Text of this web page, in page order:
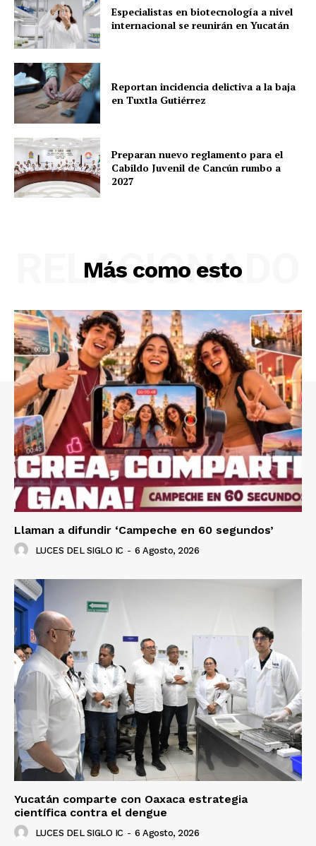
Especialistas en biotecnología a nivel
internacional se reunirán en Yucatán
Reportan incidencia delictiva a la baja
en Tuxtla Gutiérrez
Preparan nuevo reglamento para el
Cabildo Juvenil de Cancún rumbo a
2027
Más como esto
RELACIONADO
Llaman a difundir ‘Campeche en 60 segundos’
LUCES DEL SIGLO IC - 6 Agosto, 2026
Yucatán comparte con Oaxaca estrategia
científica contra el dengue
LUCES DEL SIGLO IC - 6 Agosto, 2026